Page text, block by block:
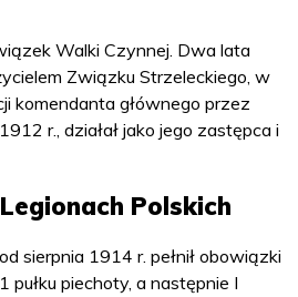
Walki Czynnej. Dwa lata
Związku Strzeleckiego, w
komendanta głównego przez
r., działał jako jego zastępca i
Polskich
od sierpnia 1914 r. pełnił obowiązki
piechoty, a następnie I